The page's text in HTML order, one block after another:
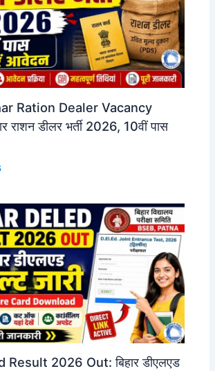
Ration Dealer Vacancy
राशन डीलर भर्ती 2026, 10वीं पास
Result 2026 Out: बिहार डीएलएड